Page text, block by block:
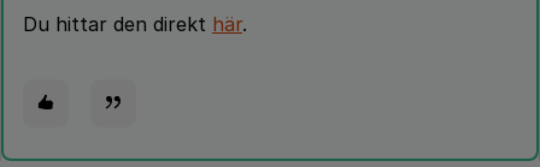
Du hittar den direkt här.